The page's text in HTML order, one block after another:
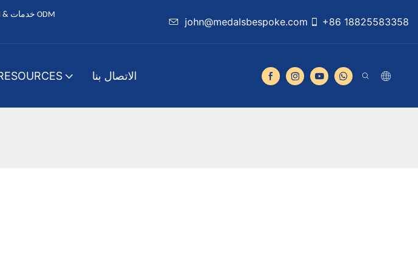
john@medalsbespoke.com +86 18825583358
الاتصال بنا